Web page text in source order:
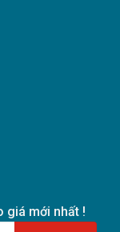
giá mới nhất !